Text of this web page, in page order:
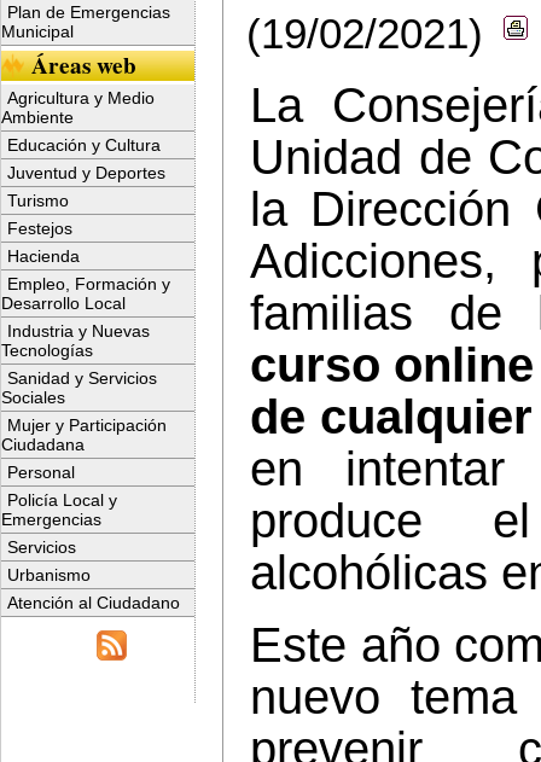
Plan de Emergencias
Municipal
Áreas web
Agricultura y Medio
Ambiente
Educación y Cultura
Juventud y Deportes
Turismo
Festejos
Hacienda
Empleo, Formación y
Desarrollo Local
Industria y Nuevas
Tecnologías
Sanidad y Servicios
Sociales
Mujer y Participación
Ciudadana
Personal
Policía Local y
Emergencias
Servicios
Urbanismo
Atención al Ciudadano
(19/02/2021)
La
Unidad de
la Dirección
familias de
curso
de
en intentar
produce
alcohólicas
Este año
nuevo tema
prevenir